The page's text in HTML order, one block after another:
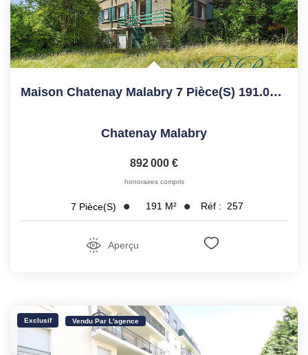
Maison Chatenay Malabry 7 Pièce(s) 191.07 M2
Chatenay Malabry
892 000 €
honoraires compris
7 Pièce(s) 191 M² Réf : 257
Aperçu
Exclusif Vendu Par L'agence